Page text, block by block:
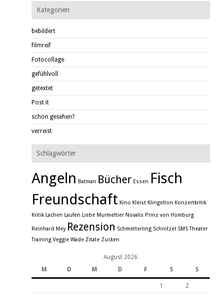
Kategorien
bebildert
filmreif
Fotocollage
gefühlvoll
getextet
Post it
schon gesehen?
verreist
Schlagwörter
Angeln Batman Bücher Essen Fisch
Freundschaft Kino Kleist Klingelton Konzertkritik
Kritik Lachen Laufen Liebe Murmeltier Novalis Prinz von Homburg
Reinhard Mey Rezension Schmetterling Schnitzel SMS Theater
Training Veggie Wade Zitate Zucken
August 2026
M
D M D F S S
1 2